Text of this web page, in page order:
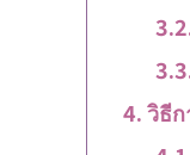
วิธี